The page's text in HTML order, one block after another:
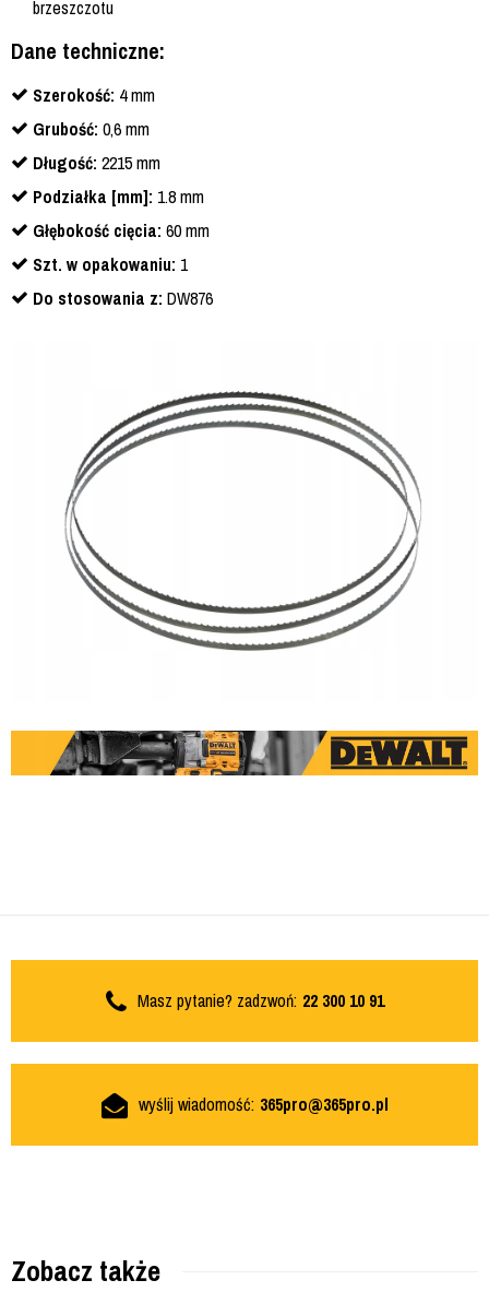
brzeszczotu
Dane techniczne:
Szerokość: 4 mm
Grubość: 0,6 mm
Długość: 2215 mm
Podziałka [mm]: 1.8 mm
Głębokość cięcia: 60 mm
Szt. w opakowaniu: 1
Do stosowania z: DW876
Masz pytanie? zadzwoń: 22 300 10 91
wyślij wiadomość: 365pro@365pro.pl
Zobacz także